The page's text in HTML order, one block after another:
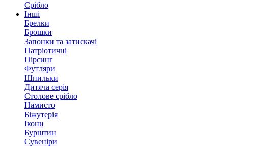
Срібло
Інші
Брелки
Брошки
Запонки та затискачі
Патріотичні
Пірсинг
Футляри
Шпильки
Дитяча серія
Столове срібло
Намисто
Біжутерія
Ікони
Бурштин
Сувеніри